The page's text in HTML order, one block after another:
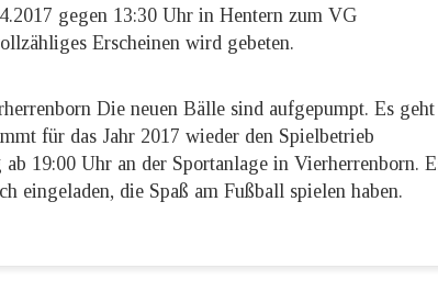
gegen 13:30 Uhr in Hentern zum VG
Erscheinen wird gebeten.
Die neuen Bälle sind aufgepumpt. Es geht
für das Jahr 2017 wieder den Spielbetrieb
19:00 Uhr an der Sportanlage in Vierherrenborn.
eingeladen, die Spaß am Fußball spielen haben.